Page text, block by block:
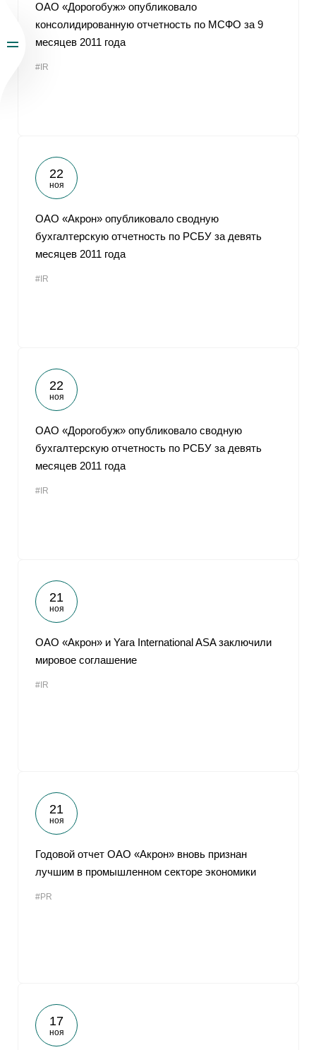
ОАО «Дорогобуж» опубликовало
консолидированную отчетность по МСФО за 9
месяцев 2011 года
#IR
22
ноя
ОАО «Акрон» опубликовало сводную
бухгалтерскую отчетность по РСБУ за девять
месяцев 2011 года
#IR
22
ноя
ОАО «Дорогобуж» опубликовало сводную
бухгалтерскую отчетность по РСБУ за девять
месяцев 2011 года
#IR
21
ноя
ОАО «Акрон» и Yara International ASA заключили
мировое соглашение
#IR
21
ноя
Годовой отчет ОАО «Акрон» вновь признан
лучшим в промышленном секторе экономики
#PR
17
ноя